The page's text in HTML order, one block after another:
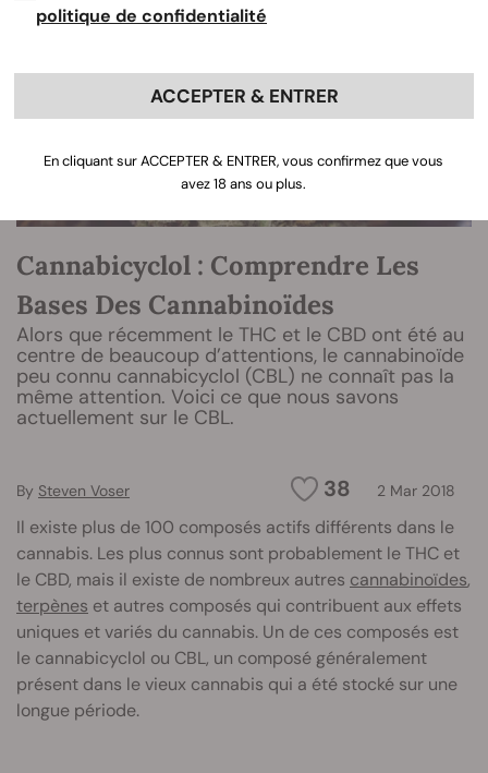
Cannabicyclol : Comprendre Les
Bases Des Cannabinoïdes
Alors que récemment le THC et le CBD ont été au
centre de beaucoup d’attentions, le cannabinoïde
peu connu cannabicyclol (CBL) ne connaît pas la
même attention. Voici ce que nous savons
actuellement sur le CBL.
38 2 Mar 2018
By Steven Voser
Il existe plus de 100 composés actifs différents dans le
cannabis. Les plus connus sont probablement le THC et
le CBD, mais il existe de nombreux autres cannabinoïdes,
terpènes et autres composés qui contribuent aux effets
uniques et variés du cannabis. Un de ces composés est
le cannabicyclol ou CBL, un composé généralement
présent dans le vieux cannabis qui a été stocké sur une
longue période.
politique de confidentialité
ACCEPTER & ENTRER
En cliquant sur ACCEPTER & ENTRER, vous confirmez que vous
avez 18 ans ou plus.